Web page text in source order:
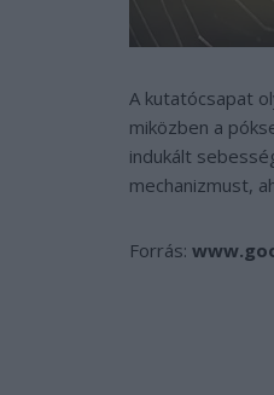
A kutatócsapat
miközben a
indukált
mechanizmust,
Forrás: